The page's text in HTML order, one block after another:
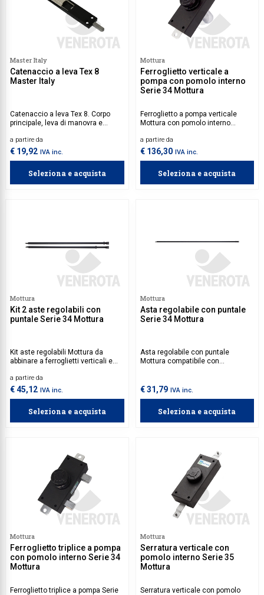
Master Italy
Catenaccio a leva Tex 8
Master Italy
Catenaccio a leva Tex 8. Corpo
principale, leva di manovra e
perno di chiusura e viti
autofilettanti in acciaio inox.
a partire da
€ 19,92 IVA inc.
Seleziona e acquista
Mottura
Ferroglietto verticale a
pompa con pomolo interno
Serie 34 Mottura
Ferroglietto a pompa verticale
Mottura con pomolo interno
separatamente.
a partire da
€ 136,30 IVA inc.
Seleziona e acquista
Mottura
Kit 2 aste regolabili con
puntale Serie 34 Mottura
Kit aste regolabili Mottura da
abbinare a ferroglietti verticali e
a partire da
€ 45,12 IVA inc.
Seleziona e acquista
Mottura
Asta regolabile con puntale
Serie 34 Mottura
Asta regolabile con puntale
Mottura compatibile con
€ 31,79 IVA inc.
Seleziona e acquista
Mottura
Ferroglietto triplice a pompa
con pomolo interno Serie 34
Mottura
Ferroglietto triplice a pompa Serie
Mottura
Serratura verticale con
pomolo interno Serie 35
Mottura
Serratura verticale con pomolo